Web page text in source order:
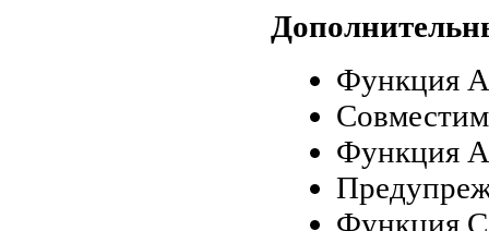
Функция
Функция
Функция